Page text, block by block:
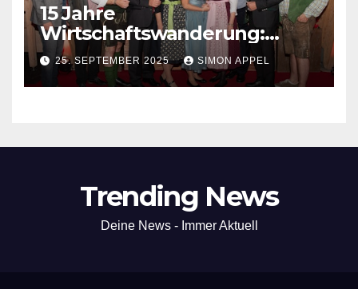
15 Jahre
Wirtschaftswanderung:
Wirtschaft und Politik im
Dialog am Berg
25. SEPTEMBER 2025 SIMON APPEL
Trending News
Deine News - Immer Aktuell